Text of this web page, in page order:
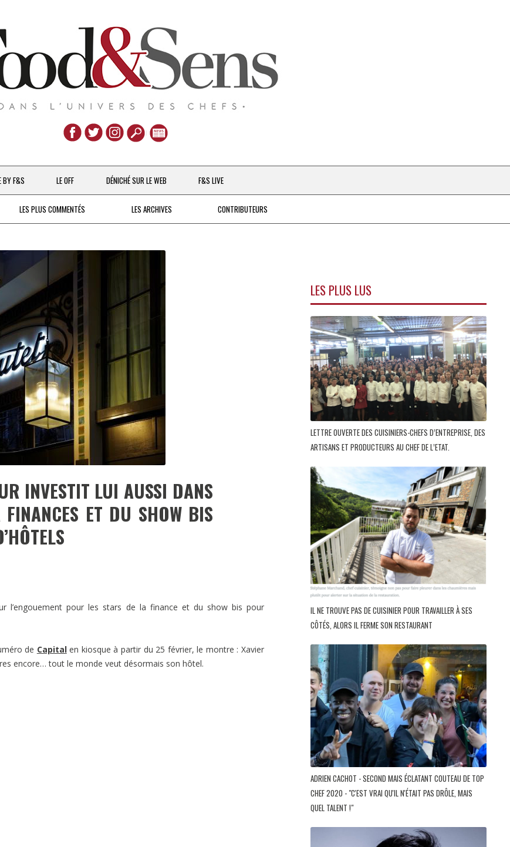
Aller
au
contenu
BY F&S
CHEFS & ACTUALITÉS
DESTIN DE FEMME
V…DE VOYAGE
LE OFF DÉNICHÉ SUR LE WEB F&S LIVE
LES PLUS COMMENTÉS LES ARCHIVES CONTRIBUTEURS
INVESTIT LUI AUSSI DANS
ET DU SHOW BIS
l’engouement pour les stars de la finance et du show bis pour
de Capitalen kiosque à partir du 25 février, le montre : Xavier
encore… tout le monde veut désormais son hôtel.
LES PLUS LUS
LETTRE OUVERTE DES CUISINIERS-CHEFS D’ENTREPRISE, DES
ARTISANS ET PRODUCTEURS AU CHEF DE L’ETAT.
IL NE TROUVE PAS DE CUISINIER POUR TRAVAILLER À SES
CÔTÉS, ALORS IL FERME SON RESTAURANT
ADRIEN CACHOT - SECOND MAIS ÉCLATANT COUTEAU DE TOP
CHEF 2020 - "C'EST VRAI QU'IL N'ÉTAIT PAS DRÔLE, MAIS
QUEL TALENT !"